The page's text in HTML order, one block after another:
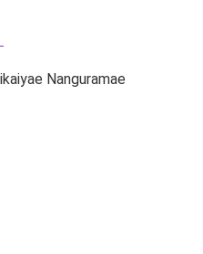
Nanguramae